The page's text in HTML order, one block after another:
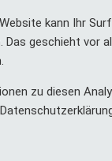
kann Ihr
Das geschieht vor
zu diesen